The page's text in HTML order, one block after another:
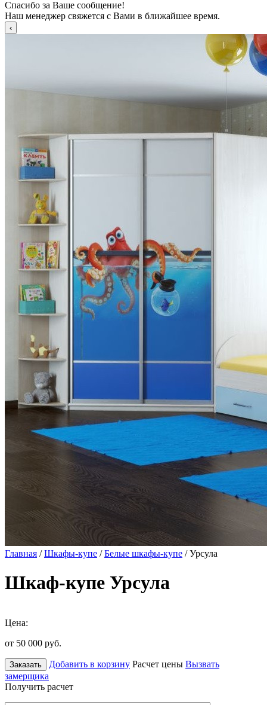
Спасибо за Ваше сообщение!
Наш менеджер свяжется с Вами в ближайшее время.
Главная /Шкафы-купе /Белые шкафы-купе / Урсула
Шкаф-купе Урсула
Цена:
от 50 000 руб.
Заказать Добавить в корзину Расчет цены Вызвать
замерщика
Получить расчет